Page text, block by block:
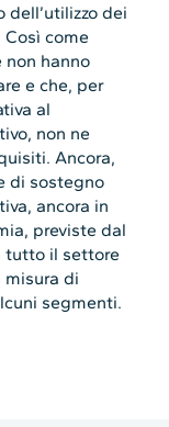
dell’utilizzo dei
come
non hanno
e che, per
al
non ne
Ancora,
di sostegno
ancora in
previste dal
tutto il settore
di
segmenti.